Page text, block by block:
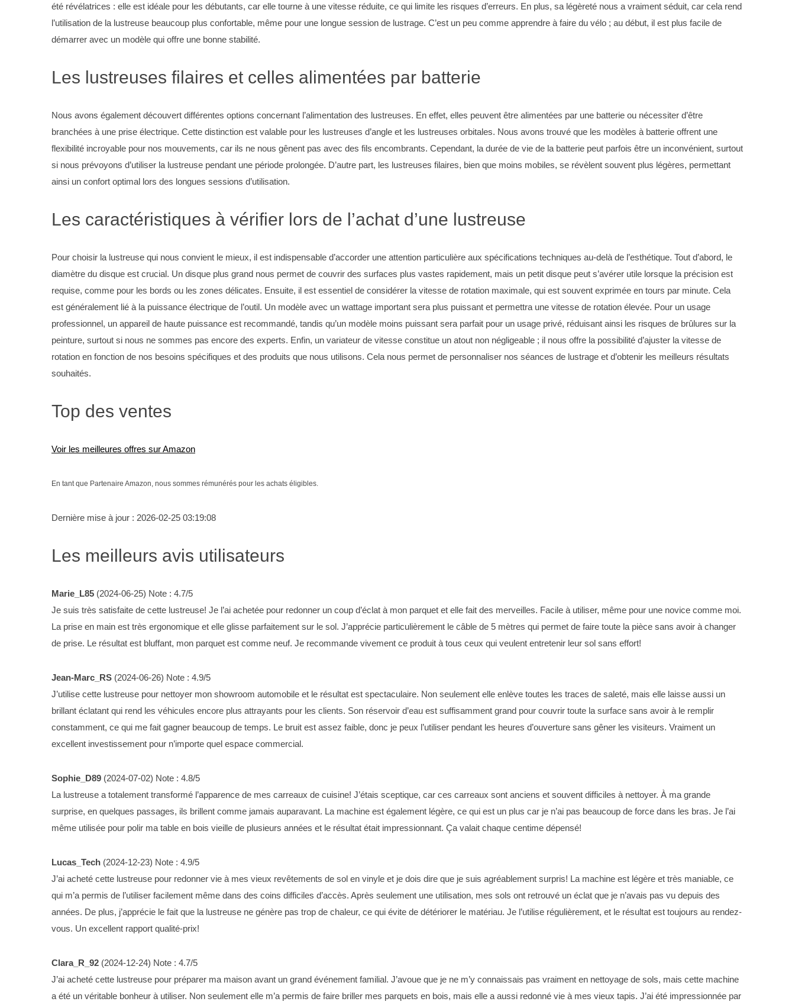
été révélatrices : elle est idéale pour les débutants, car elle tourne à une vitesse réduite, ce qui limite les risques d’erreurs. En plus, sa légèreté nous a vraiment séduit, car cela rend
l’utilisation de la lustreuse beaucoup plus confortable, même pour une longue session de lustrage. C’est un peu comme apprendre à faire du vélo ; au début, il est plus facile de
démarrer avec un modèle qui offre une bonne stabilité.
Les lustreuses filaires et celles alimentées par batterie
Nous avons également découvert différentes options concernant l’alimentation des lustreuses. En effet, elles peuvent être alimentées par une batterie ou nécessiter d’être
branchées à une prise électrique. Cette distinction est valable pour les lustreuses d’angle et les lustreuses orbitales. Nous avons trouvé que les modèles à batterie offrent une
flexibilité incroyable pour nos mouvements, car ils ne nous gênent pas avec des fils encombrants. Cependant, la durée de vie de la batterie peut parfois être un inconvénient, surtout
si nous prévoyons d’utiliser la lustreuse pendant une période prolongée. D’autre part, les lustreuses filaires, bien que moins mobiles, se révèlent souvent plus légères, permettant
ainsi un confort optimal lors des longues sessions d’utilisation.
Les caractéristiques à vérifier lors de l’achat d’une lustreuse
Pour choisir la lustreuse qui nous convient le mieux, il est indispensable d’accorder une attention particulière aux spécifications techniques au-delà de l’esthétique. Tout d’abord, le
diamètre du disque est crucial. Un disque plus grand nous permet de couvrir des surfaces plus vastes rapidement, mais un petit disque peut s’avérer utile lorsque la précision est
requise, comme pour les bords ou les zones délicates. Ensuite, il est essentiel de considérer la vitesse de rotation maximale, qui est souvent exprimée en tours par minute. Cela
est généralement lié à la puissance électrique de l’outil. Un modèle avec un wattage important sera plus puissant et permettra une vitesse de rotation élevée. Pour un usage
professionnel, un appareil de haute puissance est recommandé, tandis qu’un modèle moins puissant sera parfait pour un usage privé, réduisant ainsi les risques de brûlures sur la
peinture, surtout si nous ne sommes pas encore des experts. Enfin, un variateur de vitesse constitue un atout non négligeable ; il nous offre la possibilité d’ajuster la vitesse de
rotation en fonction de nos besoins spécifiques et des produits que nous utilisons. Cela nous permet de personnaliser nos séances de lustrage et d’obtenir les meilleurs résultats
souhaités.
Top des ventes
Voir les meilleures offres sur Amazon
En tant que Partenaire Amazon, nous sommes rémunérés pour les achats éligibles.
Dernière mise à jour : 2026-02-25 03:19:08
Les meilleurs avis utilisateurs
Marie_L85 (2024-06-25) Note : 4.7/5
Je suis très satisfaite de cette lustreuse! Je l’ai achetée pour redonner un coup d’éclat à mon parquet et elle fait des merveilles. Facile à utiliser, même pour une novice comme moi.
La prise en main est très ergonomique et elle glisse parfaitement sur le sol. J’apprécie particulièrement le câble de 5 mètres qui permet de faire toute la pièce sans avoir à changer
de prise. Le résultat est bluffant, mon parquet est comme neuf. Je recommande vivement ce produit à tous ceux qui veulent entretenir leur sol sans effort!
Jean-Marc_RS (2024-06-26) Note : 4.9/5
J’utilise cette lustreuse pour nettoyer mon showroom automobile et le résultat est spectaculaire. Non seulement elle enlève toutes les traces de saleté, mais elle laisse aussi un
brillant éclatant qui rend les véhicules encore plus attrayants pour les clients. Son réservoir d’eau est suffisamment grand pour couvrir toute la surface sans avoir à le remplir
constamment, ce qui me fait gagner beaucoup de temps. Le bruit est assez faible, donc je peux l’utiliser pendant les heures d’ouverture sans gêner les visiteurs. Vraiment un
excellent investissement pour n’importe quel espace commercial.
Sophie_D89 (2024-07-02) Note : 4.8/5
La lustreuse a totalement transformé l’apparence de mes carreaux de cuisine! J’étais sceptique, car ces carreaux sont anciens et souvent difficiles à nettoyer. À ma grande
surprise, en quelques passages, ils brillent comme jamais auparavant. La machine est également légère, ce qui est un plus car je n’ai pas beaucoup de force dans les bras. Je l’ai
même utilisée pour polir ma table en bois vieille de plusieurs années et le résultat était impressionnant. Ça valait chaque centime dépensé!
Lucas_Tech (2024-12-23) Note : 4.9/5
J’ai acheté cette lustreuse pour redonner vie à mes vieux revêtements de sol en vinyle et je dois dire que je suis agréablement surpris! La machine est légère et très maniable, ce
qui m’a permis de l’utiliser facilement même dans des coins difficiles d’accès. Après seulement une utilisation, mes sols ont retrouvé un éclat que je n’avais pas vu depuis des
années. De plus, j’apprécie le fait que la lustreuse ne génère pas trop de chaleur, ce qui évite de détériorer le matériau. Je l’utilise régulièrement, et le résultat est toujours au rendez-
vous. Un excellent rapport qualité-prix!
Clara_R_92 (2024-12-24) Note : 4.7/5
J’ai acheté cette lustreuse pour préparer ma maison avant un grand événement familial. J’avoue que je ne m’y connaissais pas vraiment en nettoyage de sols, mais cette machine
a été un véritable bonheur à utiliser. Non seulement elle m’a permis de faire briller mes parquets en bois, mais elle a aussi redonné vie à mes vieux tapis. J’ai été impressionnée par
S
h
f
r